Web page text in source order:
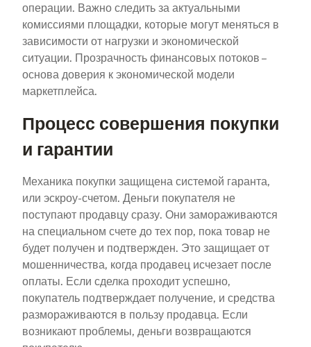
операции. Важно следить за актуальными
комиссиями площадки, которые могут меняться в
зависимости от нагрузки и экономической
ситуации. Прозрачность финансовых потоков –
основа доверия к экономической модели
маркетплейса.
Процесс совершения покупки
и гарантии
Механика покупки защищена системой гаранта,
или эскроу-счетом. Деньги покупателя не
поступают продавцу сразу. Они замораживаются
на специальном счете до тех пор, пока товар не
будет получен и подтвержден. Это защищает от
мошенничества, когда продавец исчезает после
оплаты. Если сделка проходит успешно,
покупатель подтверждает получение, и средства
размораживаются в пользу продавца. Если
возникают проблемы, деньги возвращаются